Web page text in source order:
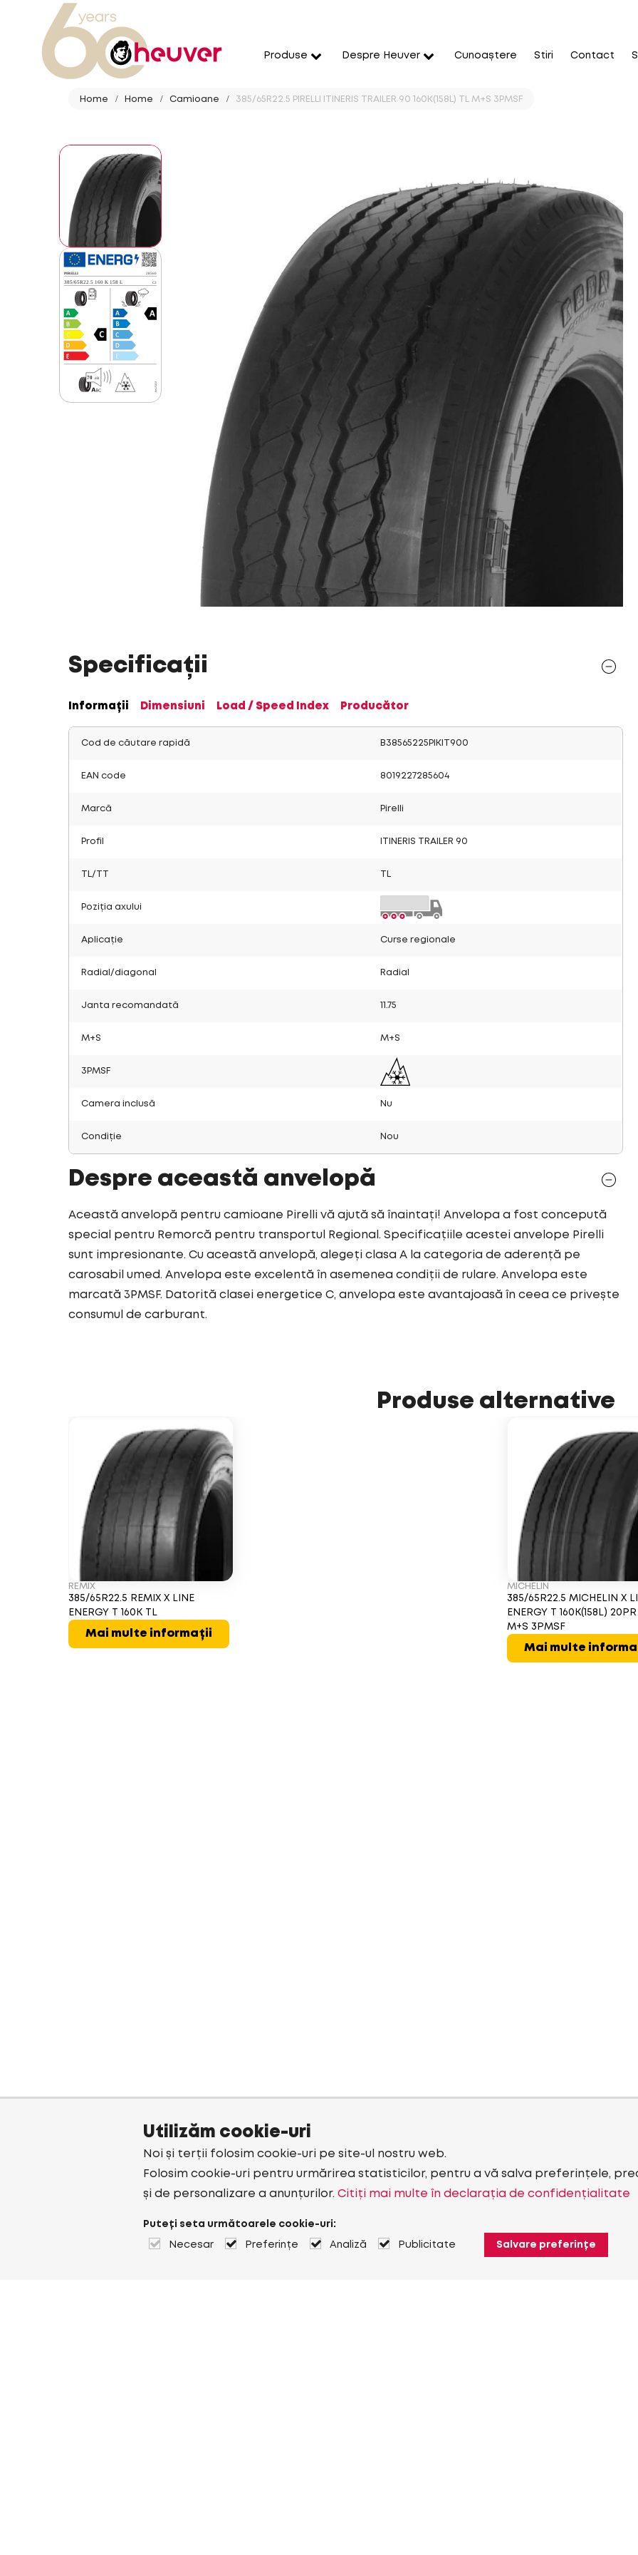
Produse Despre Heuver Cunoaștere Stiri Contact
Home Home Camioane 385/65R22.5 PIRELLI ITINERIS TRAILER 90 160K(158L) TL M+S 3PMSF
Specificații
Informații Dimensiuni Load / Speed Index Producător
Cod de căutare rapidă B38565225PIKIT900
EAN code 8019227285604
Marcă Pirelli
Profil ITINERIS TRAILER 90
TL/TT
Poziția axului
Aplicație Curse regionale
Radial/diagonal Radial
Janta recomandată 11.75
M+S M+S
3PMSF
Camera inclusă Nu
Condiție Nou
Despre această anvelopă
Această anvelopă pentru camioane Pirelli vă ajută să înaintați! Anvelopa a fost concepută
special pentru Remorcă pentru transportul Regional. Specificațiile acestei anvelope Pirelli
sunt impresionante. Cu această anvelopă, alegeți clasa A la categoria de aderență pe
carosabil umed. Anvelopa este excelentă în asemenea condiții de rulare. Anvelopa este
marcată 3PMSF. Datorită clasei energetice C, anvelopa este avantajoasă în ceea ce privește
consumul de carburant.
Produse alternative
REMIX
385/65R22.5 REMIX X LINE
ENERGY T 160K TL
Mai multe informații
MICHELIN
385/65R22.5 MICHELIN X
ENERGY T 160K(158L)
M+S 3PMSF
Mai multe
Utilizăm cookie-uri
Noi și terții folosim cookie-uri pe site-ul nostru web.
Folosim cookie-uri pentru urmărirea statisticilor, pentru a vă salva preferințele,
și de personalizare a anunțurilor. Citiți mai multe în declarația de confidențialitate
Puteți seta următoarele cookie-uri:
Necesar Preferințe Analiză Publicitate Salvare preferințe